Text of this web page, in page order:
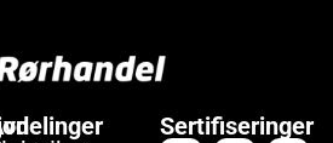
Sertifiseringer